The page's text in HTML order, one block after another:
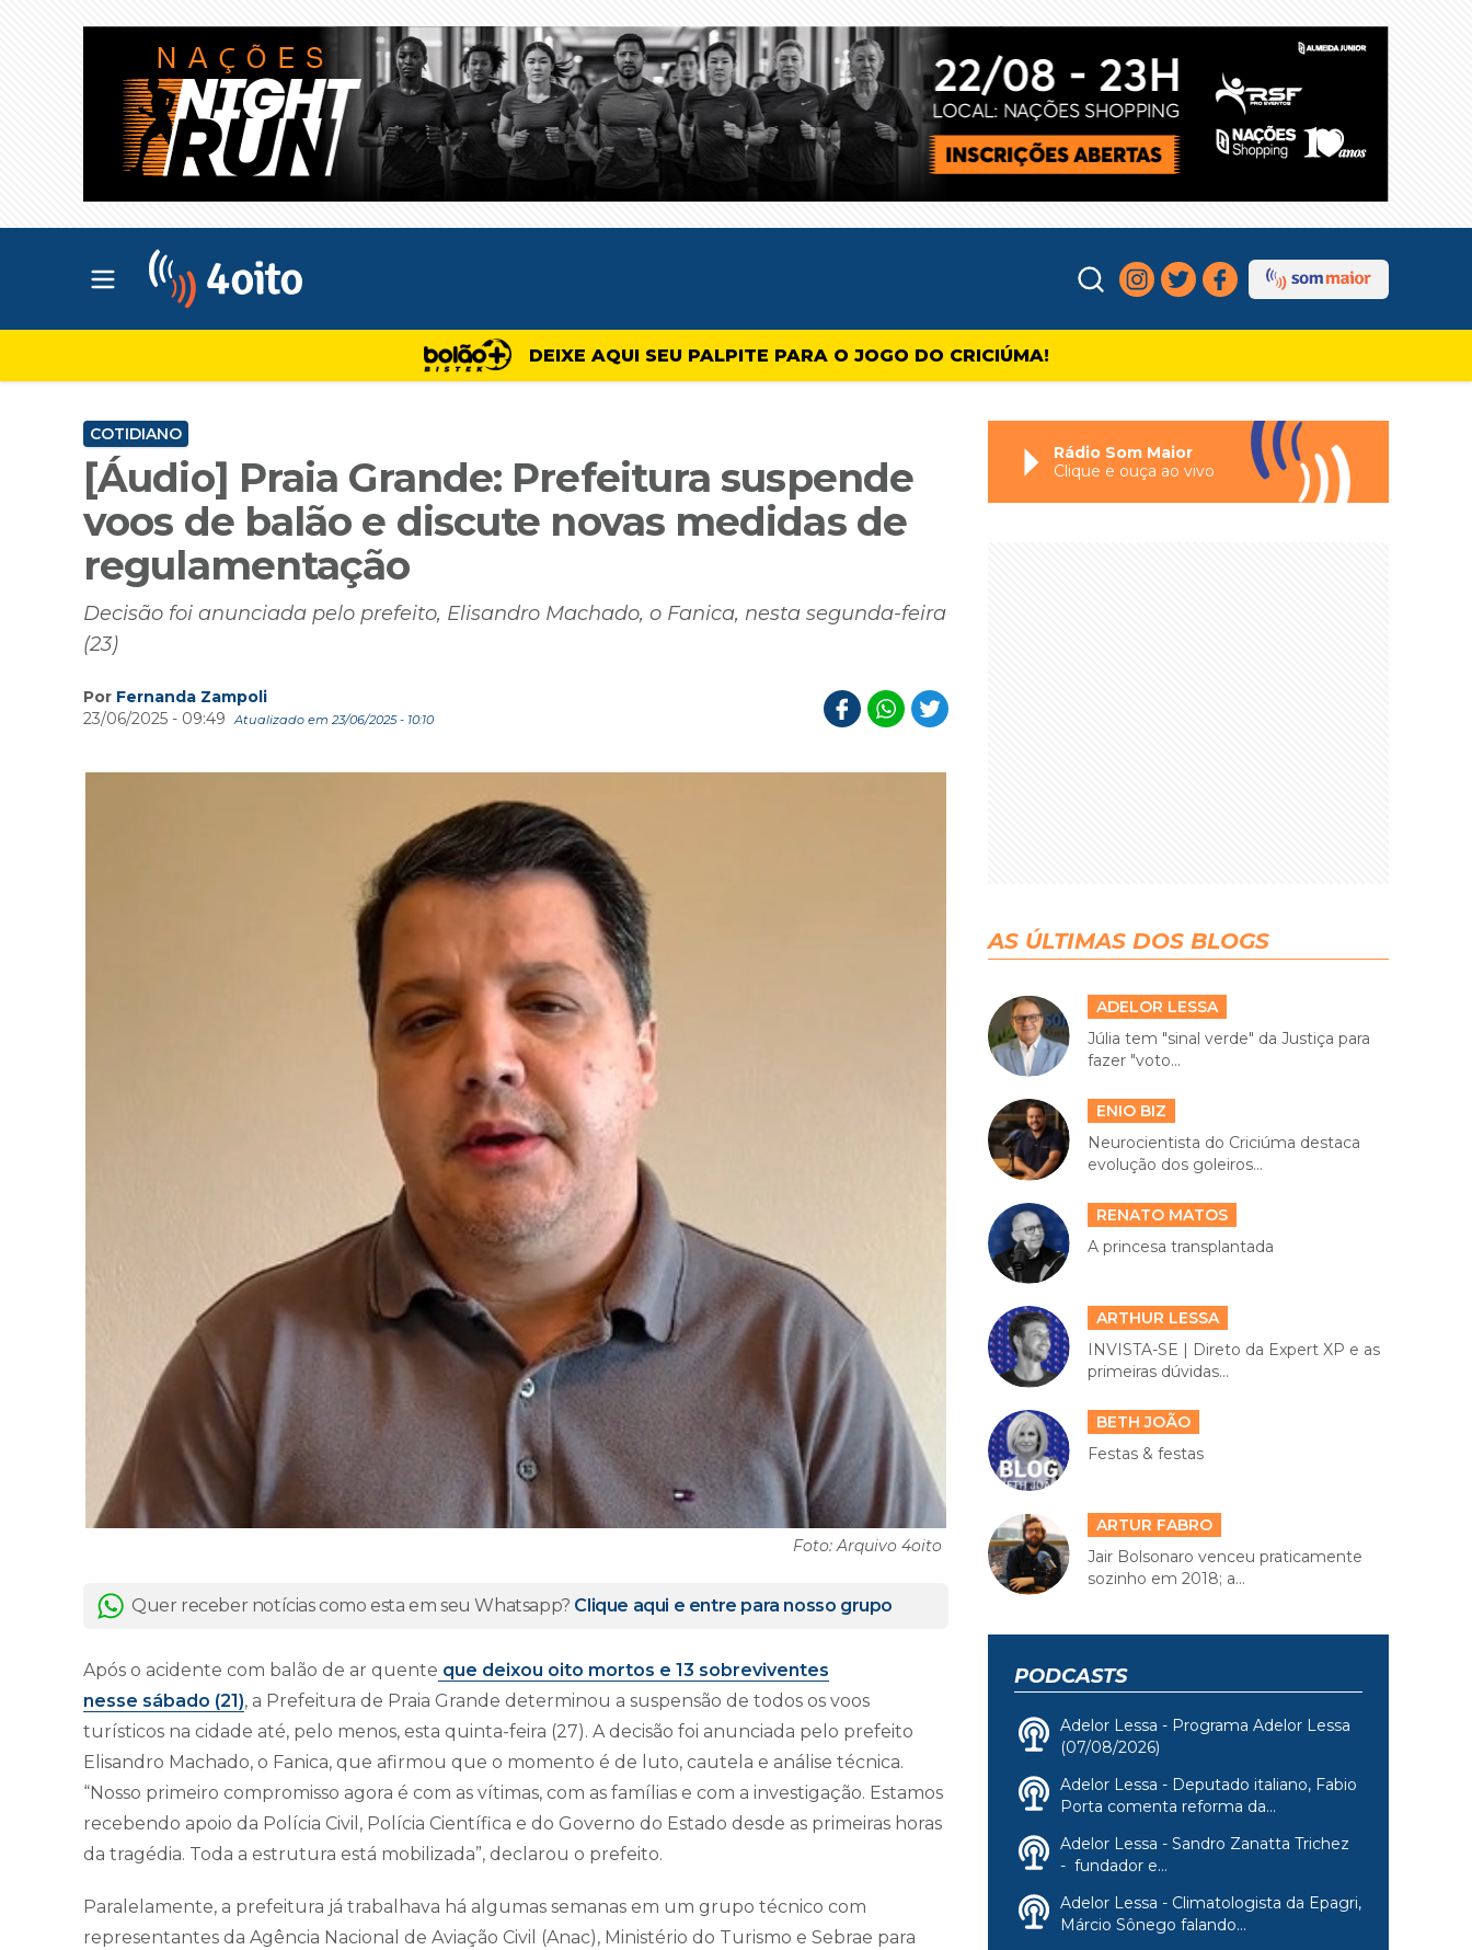
Abrir menu principal
DEIXE AQUI SEU PALPITE PARA O JOGO DO CRICIÚMA!
COTIDIANO
[Áudio] Praia Grande: Prefeitura suspende
voos de balão e discute novas medidas de
regulamentação
Decisão foi anunciada pelo prefeito, Elisandro Machado, o Fanica, nesta segunda-feira
(23)
Por Fernanda Zampoli
23/06/2025 - 09:49
Atualizado em 23/06/2025 - 10:10
Foto: Arquivo 4oito
Quer receber notícias como esta em seu Whatsapp? Clique aqui e entre para nosso grupo
Após o acidente com balão de ar quente que deixou oito mortos e 13 sobreviventes
nesse sábado (21), a Prefeitura de Praia Grande determinou a suspensão de todos os voos
turísticos na cidade até, pelo menos, esta quinta-feira (27). A decisão foi anunciada pelo prefeito
Elisandro Machado, o Fanica, que afirmou que o momento é de luto, cautela e análise técnica.
“Nosso primeiro compromisso agora é com as vítimas, com as famílias e com a investigação. Estamos
recebendo apoio da Polícia Civil, Polícia Científica e do Governo do Estado desde as primeiras horas
da tragédia. Toda a estrutura está mobilizada”, declarou o prefeito.
Paralelamente, a prefeitura já trabalhava há algumas semanas em um grupo técnico com
representantes da Agência Nacional de Aviação Civil (Anac), Ministério do Turismo e Sebrae para
Rádio Som Maior
Clique e ouça ao vivo
AS ÚLTIMAS DOS BLOGS
ADELOR LESSA
Júlia tem "sinal verde" da Justiça para
fazer "voto...
ENIO BIZ
Neurocientista do Criciúma destaca
evolução dos goleiros...
RENATO MATOS
A princesa transplantada
ARTHUR LESSA
INVISTA-SE | Direto da Expert XP e as
primeiras dúvidas...
BETH JOÃO
Festas & festas
ARTUR FABRO
Jair Bolsonaro venceu praticamente
sozinho em 2018; a...
PODCASTS
Adelor Lessa - Programa Adelor Lessa
(07/08/2026)
Adelor Lessa - Deputado italiano, Fabio
Porta comenta reforma da...
Adelor Lessa - Sandro Zanatta Trichez
- fundador e...
Adelor Lessa - Climatologista da Epagri,
Márcio Sônego falando...